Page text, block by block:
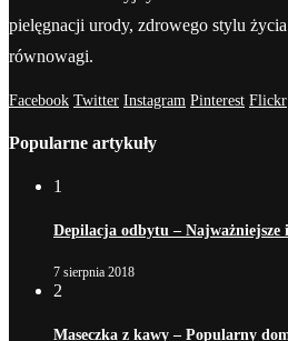
pielęgnacji urody, zdrowego stylu
równowagi.
Facebook Twitter Instagram Pinterest Flickr
Popularne artykuły
1
Depilacja odbytu – Najważniejsze
7 sierpnia 2018
2
Maseczka z kawy – Popularny